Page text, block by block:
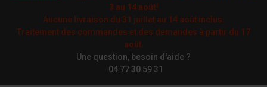
3 au 14 août!
Aucune livraison du 31 juillet au 14 août inclus.
Traitement des commandes et des demandes à partir du 17
août.
Une question, besoin d'aide ?
04 77 30 59 31